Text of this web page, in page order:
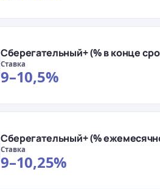
Сберегательный+ (% в конце
Ставка
9–10,5%
Сберегательный+ (%
Ставка
9–10,25%